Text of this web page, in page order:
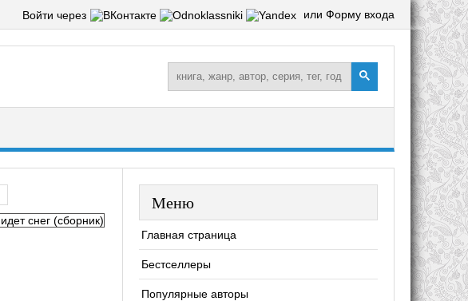
Войти через или Форму входа
Меню
Главная страница
Бестселлеры
Популярные авторы